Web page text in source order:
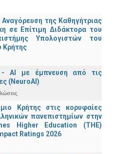
της Καθηγήτριας
σε Επίτιμη Διδάκτορα του
Υπολογιστών του
Κρήτης
ΑΙ με έμπνευση από τις
(NeuroAI)
Κρήτης στις κορυφαίες
πανεπιστημίων στην
Higher Education (ΤΗΕ)
Ratings 2026